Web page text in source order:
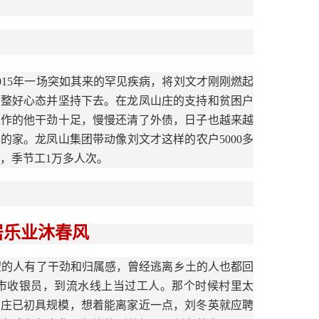
年一场突如其来的罕见疾病，将刘文才刚刚燃起
好心态并坚持下去。在龙凤山庄的支持和贫困户
的他干劲十足，慢慢还清了外债，日子也越来越
家。龙凤山集团带动像刘文才这样的农户5000多
季节工1万多人次。
业沐春风
人有了干劲和归属感，曾经逃离乡土的人也都回
银员，到流水线上当过工人。那个时候村里太
已初具规模，想着能离家近一点，刘冬英就应聘